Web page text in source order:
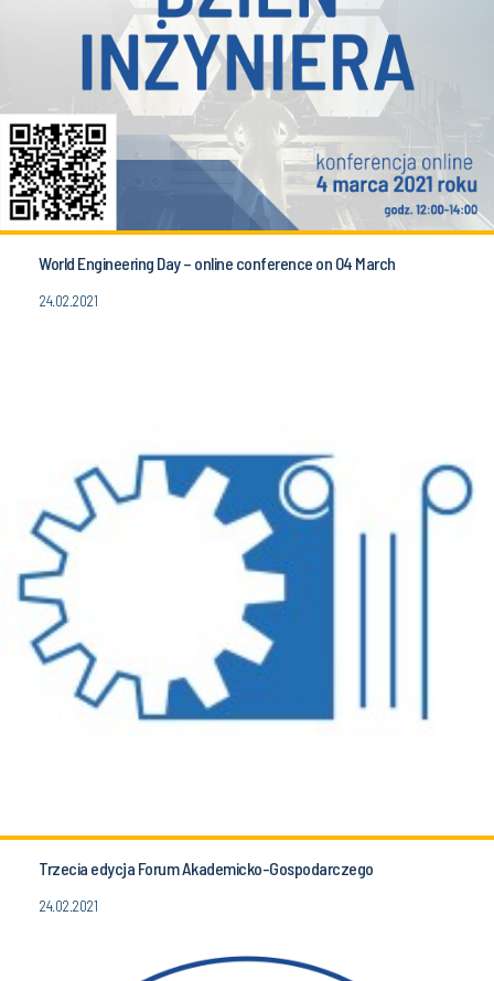
World Engineering Day – online conference on 04 March
24.02.2021
Trzecia edycja Forum Akademicko-Gospodarczego
24.02.2021